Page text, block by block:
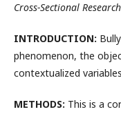
Cross-Sectional
INTRODUCTION:
phenomenon, the
contextualized
METHODS: This is a